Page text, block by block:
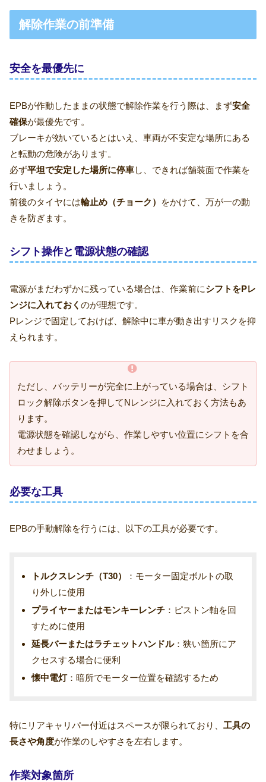
解除作業の前準備
安全を最優先に
EPBが作動したままの状態で解除作業を行う際は、まず安全
確保が最優先です。
ブレーキが効いているとはいえ、車両が不安定な場所にある
と転動の危険があります。
必ず平坦で安定した場所に停車し、できれば舗装面で作業を
行いましょう。
前後のタイヤには輪止め（チョーク）
をかけて、万が一の動
きを防ぎます。
シフト操作と電源状態の確認
電源がまだわずかに残っている場合は、作業前にシフトをPレ
ンジに入れておく のが理想です。
Pレンジで固定しておけば、解除中に車が動き出すリスクを抑
えられます。
ただし、バッテリーが完全に上がっている場合は、シフト
ロック解除ボタンを押してNレンジに入れておく方法もあ
ります。
電源状態を確認しながら、作業しやすい位置にシフトを合
わせましょう。
必要な工具
EPBの手動解除を行うには、以下の工具が必要です。
トルクスレンチ（T30）
：モーター固定ボルトの取
り外しに使用
プライヤーまたはモンキーレンチ ：ピストン軸を回
すために使用
延長バーまたはラチェットハンドル：狭い箇所にア
クセスする場合に便利
懐中電灯：暗所でモーター位置を確認するため
特にリアキャリパー付近はスペースが限られており、 工具の
長さや角度が作業のしやすさを左右します。
作業対象箇所